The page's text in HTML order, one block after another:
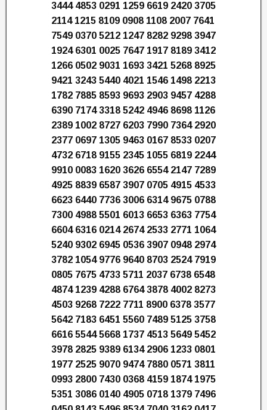
3444 4853 0291 1259 6619 2420 3705
2114 1215 8109 0908 1108 2007 7641
7549 0370 5212 1247 8282 9298 3947
1924 6301 0025 7647 1917 8189 3412
1266 0502 9031 1693 3421 5268 8925
9421 3243 5440 4021 1546 1498 2213
1782 7885 8593 9693 2903 9457 4288
6390 7174 3318 5242 4946 8698 1126
2389 1002 8727 6203 7990 7364 2920
2377 0697 1305 9463 0167 8533 0207
4732 6718 9155 2345 1055 6819 2244
9910 0083 1620 3626 6554 2147 7289
4925 8839 6587 3907 0705 4915 4533
6623 6440 7736 3006 6314 9675 0788
7300 4988 5501 6013 6653 6363 7754
6604 6316 0214 2674 2533 2771 1064
5240 9302 6945 0536 3907 0948 2974
3782 1054 9776 9640 8703 2524 7919
0805 7675 4733 5711 2037 6738 6548
4874 1239 4288 6764 3878 4002 8273
4503 9268 7222 7711 8900 6378 3577
5642 7183 6451 5560 7489 5125 3758
6616 5544 5668 1737 4513 5649 5452
3978 2825 9389 6134 2906 1233 0801
1977 2525 9070 9474 7880 0571 3811
0993 2800 7430 0368 4159 1874 1975
5351 3086 0140 4905 0718 1379 7496